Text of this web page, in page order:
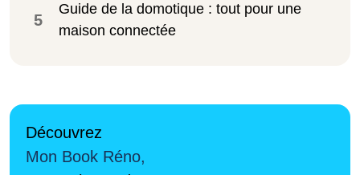
5
Guide de la domotique : tout pour une
maison connectée
Découvrez
Mon Book Réno,